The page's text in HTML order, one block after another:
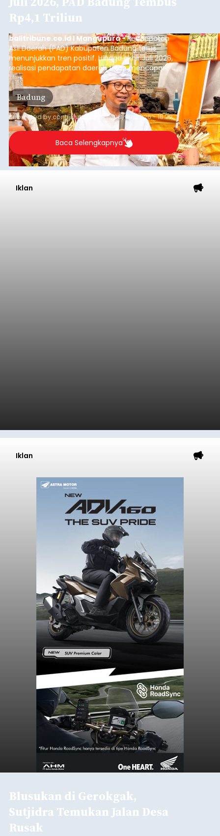
Rp4,1 Triliun
balitribune.co.id I Mangupura -Pendapatan
Asli Daerah (PAD) Kabupaten Badung terus
menunjukkan tren positif. Hingga akhir Juli 2026,
realisasi pendapatan daerah telah mencapai
Rp4,1 triliun atau rata-rata sekitar Rp730 miliar
per bulan, meningkat signifikan dibandingkan
rata-rata penerimaan sebelumnya yang berkisar
Rp350 miliar hingga Rp400 miliar per bulan.
Badung
Submitted bycontributor Sun, 08/09/2026 - 18:22
Baca Selengkapnya
Iklan
Iklan
Blusukan di Gerokgak,
Sutjidra Temukan Jalan Desa
Rusak